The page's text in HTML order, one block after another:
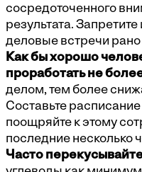
сосредоточенного
результата.
деловые встречи
Как бы хорошо
проработать не
делом, тем более
Составьте
поощряйте к этому
последние несколько
Часто